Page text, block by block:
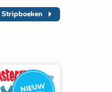
Stripboeken
NIEUW